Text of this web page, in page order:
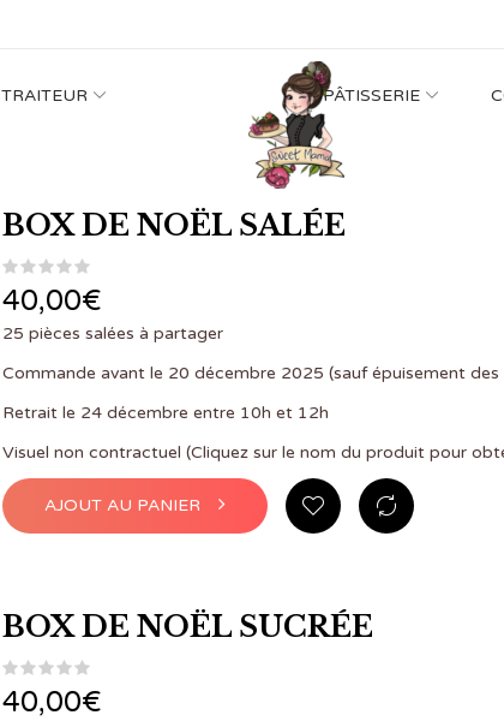
TRAITEUR PÂTISSERIE
BOX DE NOËL SALÉE
40,00€
25 pièces salées à partager
Commande avant le 20 décembre 2025 (sauf épuisement des
Retrait le 24 décembre entre 10h et 12h
Visuel non contractuel (Cliquez sur le nom du produit pour
AJOUT AU PANIER
BOX DE NOËL SUCRÉE
40,00€